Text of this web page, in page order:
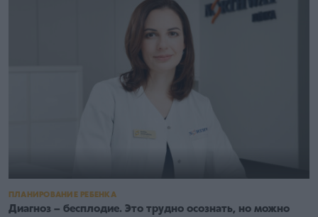
ПЛАНИРОВАНИЕ РЕБЕНКА
Диагноз – бесплодие. Это трудно осознать, но можно